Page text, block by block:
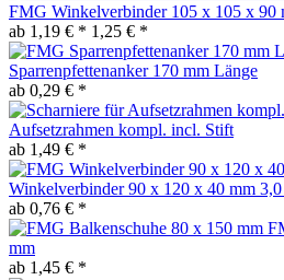
FMG Winkelverbinder 105 x 105 x 90
ab 1,19 € * 1,25 € *
Sparrenpfettenanker 170 mm Länge
ab 0,29 € *
Aufsetzrahmen kompl. incl. Stift
ab 1,49 € *
Winkelverbinder 90 x 120 x 40 mm
ab 0,76 € *
mm
ab 1,45 € *